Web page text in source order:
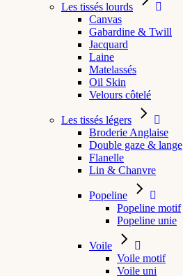
Les tissés lourds
Canvas
Gabardine & Twill
Jacquard
Laine
Matelassés
Oil Skin
Velours côtelé
Les tissés légers
Broderie Anglaise
Double gaze & lange
Flanelle
Lin & Chanvre
Popeline
Popeline motif
Popeline unie
Voile
Voile motif
Voile uni